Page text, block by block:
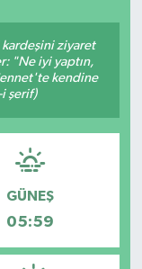
kardeşini ziyaret
"Ne iyi yaptın,
kendine
i şerif)
GÜNEŞ
05:59